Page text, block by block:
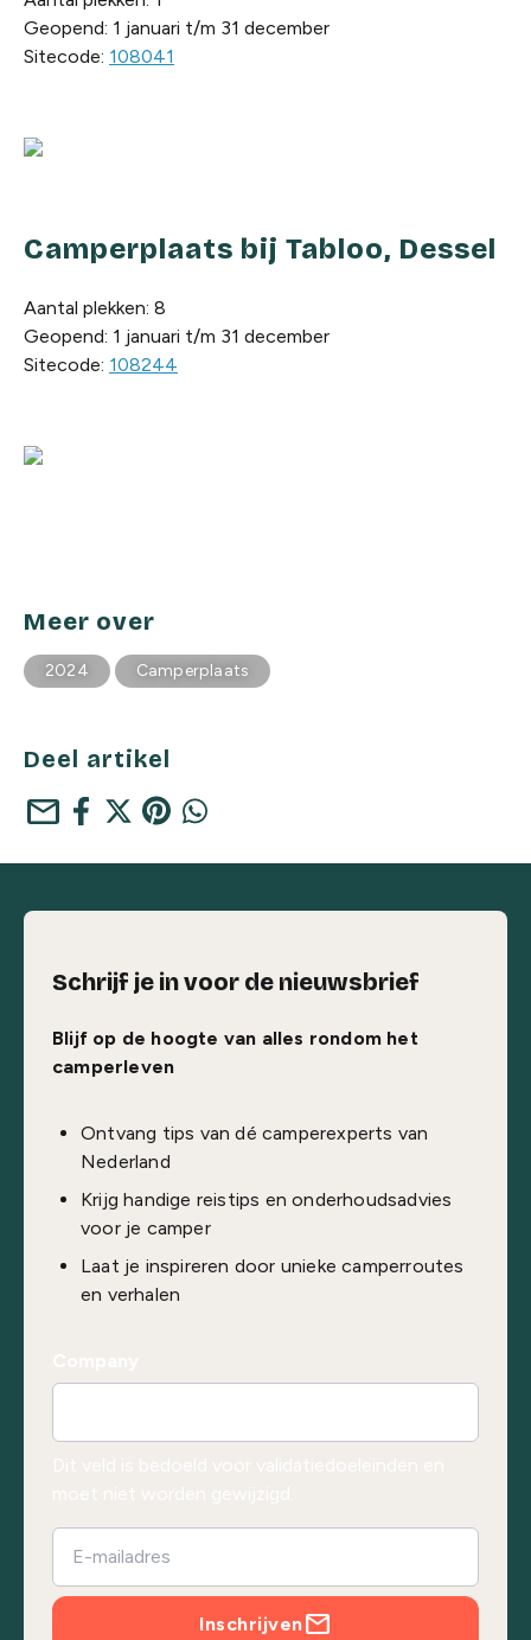
Geopend: 1 januari t/m 31 december
Sitecode: 108041
Camperplaats bij Tabloo, Dessel
Aantal plekken: 8
Geopend: 1 januari t/m 31 december
Sitecode: 108244
Meer over
2024 Camperplaats
Deel artikel
mail
Schrijf je in voor de nieuwsbrief
Blijf op de hoogte van alles rondom het
camperleven
Ontvang tips van dé camperexperts van
Nederland
Krijg handige reistips en onderhoudsadvies
voor je camper
Laat je inspireren door unieke camperroutes
en verhalen
Inschrijven